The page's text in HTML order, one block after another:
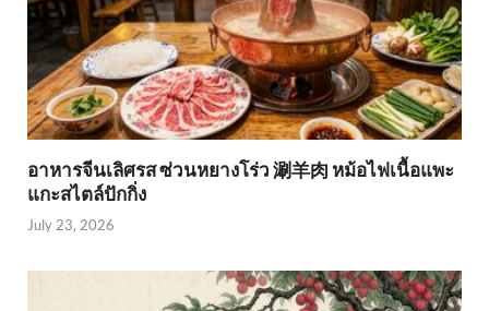
อาหารจีนเลิศรส ซ่วนหยางโร่ว 涮羊肉 หม้อไฟเนื้อแพะ
แกะสไตล์ปักกิ่ง
July 23, 2026